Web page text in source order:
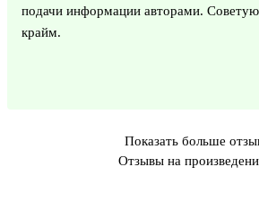
подачи информации авторами.
крайм.
Показать больше
Отзывы на